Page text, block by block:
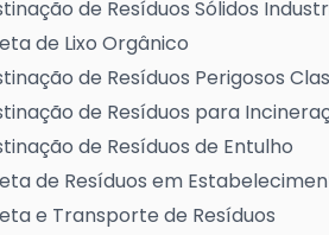
de Resíduos Sólidos
de Lixo Orgânico
de Resíduos Perigosos
de Resíduos para
de Resíduos de Entulho
de Resíduos em
e Transporte de Resíduos